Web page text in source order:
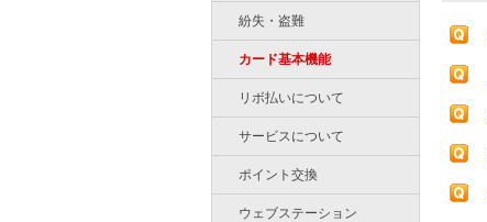
紛失・盗難
カード基本機能
リボ払いについて
サービスについて
ポイント交換
ウェブステーション